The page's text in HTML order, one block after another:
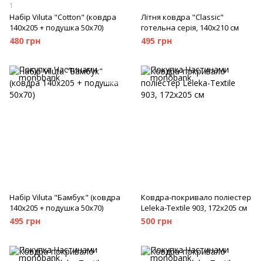
1
Набір Viluta "Cotton" (ковдра
140х205 + подушка 50х70)
480 грн
Літня ковдра "Classic"
готельна серія, 140х210 см
495 грн
Набір Viluta "Бамбук" (ковдра
140х205 + подушка 50х70)
495 грн
Ковдра-покривало поліестер
Leleka-Textile 903, 172x205 см
500 грн